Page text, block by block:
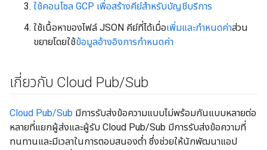
ใช้คอนโซล GCP เพื่อสร้างคีย์สำหรับบัญชีบริการ
ใช้เนื้อหาของไฟล์ JSON คีย์ที่ได้เมื่อเพิ่มและกำหนดค่าส่วน
ขยายโดยใช้ข้อมูลอ้างอิงการกำหนดค่า
เกี่ยวกับ Cloud Pub/Sub
Cloud Pub/Sub มีการรับส่งข้อความแบบไม่พร้อมกันแบบหลายต่อ
หลายที่แยกผู้ส่งและผู้รับ Cloud Pub/Sub มีการรับส่งข้อความที่
ทนทานและมีเวลาในการตอบสนองต่ำ ซึ่งช่วยให้นักพัฒนาแอป